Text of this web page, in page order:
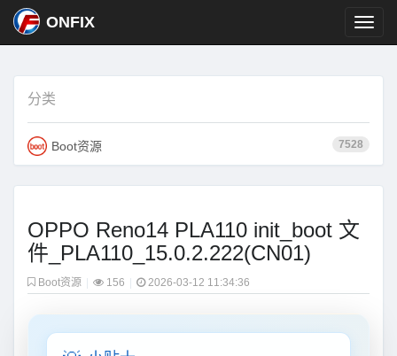
ONFIX
分类
7528
Boot资源
OPPO Reno14 PLA110 init_boot 文
件_PLA110_15.0.2.222(CN01)
Boot资源 156 2026-03-12 11:34:36